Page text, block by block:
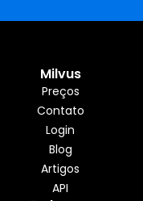
Milvus
Preços
Contato
Login
Blog
Artigos
API